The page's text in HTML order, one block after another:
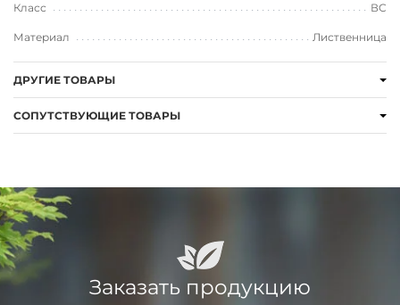
Класс ВС
Материал Лиственница
ДРУГИЕ ТОВАРЫ
СОПУТСТВУЮЩИЕ ТОВАРЫ
Заказать продукцию